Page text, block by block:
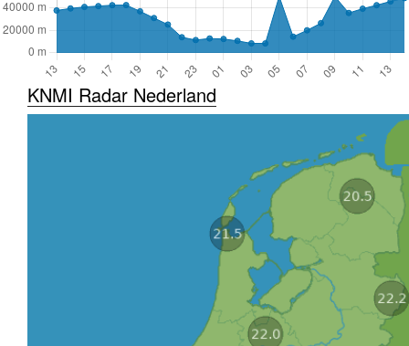
KNMI Radar Nederland